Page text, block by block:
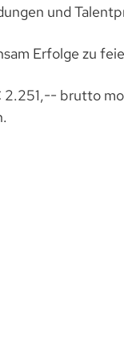
und
Erfolge zu
brutto